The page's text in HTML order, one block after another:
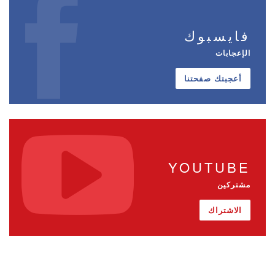
فايسبوك
الإعجابات
أعجبتك صفحتنا
YOUTUBE
مشتركين
الاشتراك